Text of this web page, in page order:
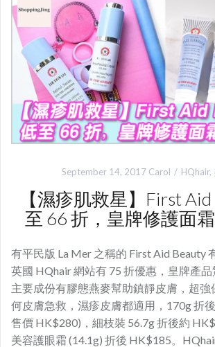
September 14, 2017 Carol HQhair,
【濕疹肌救星】First
至 66 折，皇牌修護面
有平民版 La Mer 之稱的 First Aid Beauty
英國 HQhair 網站有 75 折優惠，皇牌產品
主要成份有膠態燕麥幫助鎮靜皮膚，超
何皮膚急救，濕疹皮膚都適用，170g 折
售價 HK$280)，細枝裝 56.7g 折後約
美容護眼霜 (14.1g) 折後 HK$185。